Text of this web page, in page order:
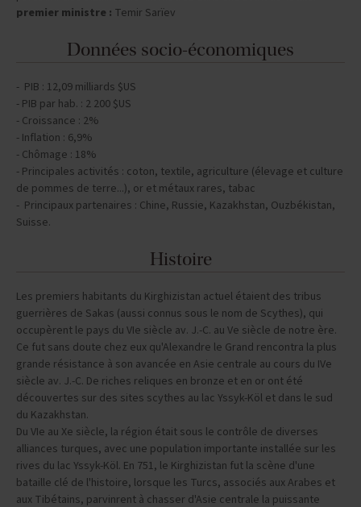
premier ministre : Temir Sarïev
Données socio-économiques
- PIB : 12,09 milliards $US
- PIB par hab. : 2 200 $US
- Croissance : 2%
- Inflation : 6,9%
- Chômage : 18%
- Principales activités : coton, textile, agriculture (élevage et culture
de pommes de terre...), or et métaux rares, tabac
- Principaux partenaires : Chine, Russie, Kazakhstan, Ouzbékistan,
Suisse.
Histoire
Les premiers habitants du Kirghizistan actuel étaient des tribus
guerrières de Sakas (aussi connus sous le nom de Scythes), qui
occupèrent le pays du VIe siècle av. J.-C. au Ve siècle de notre ère.
Ce fut sans doute chez eux qu'Alexandre le Grand rencontra la plus
grande résistance à son avancée en Asie centrale au cours du IVe
siècle av. J.-C. De riches reliques en bronze et en or ont été
découvertes sur des sites scythes au lac Yssyk-Köl et dans le sud
du Kazakhstan.
Du VIe au Xe siècle, la région était sous le contrôle de diverses
alliances turques, avec une population importante installée sur les
rives du lac Yssyk-Köl. En 751, le Kirghizistan fut la scène d'une
bataille clé de l'histoire, lorsque les Turcs, associés aux Arabes et
aux Tibétains, parvinrent à chasser d'Asie centrale la puissante